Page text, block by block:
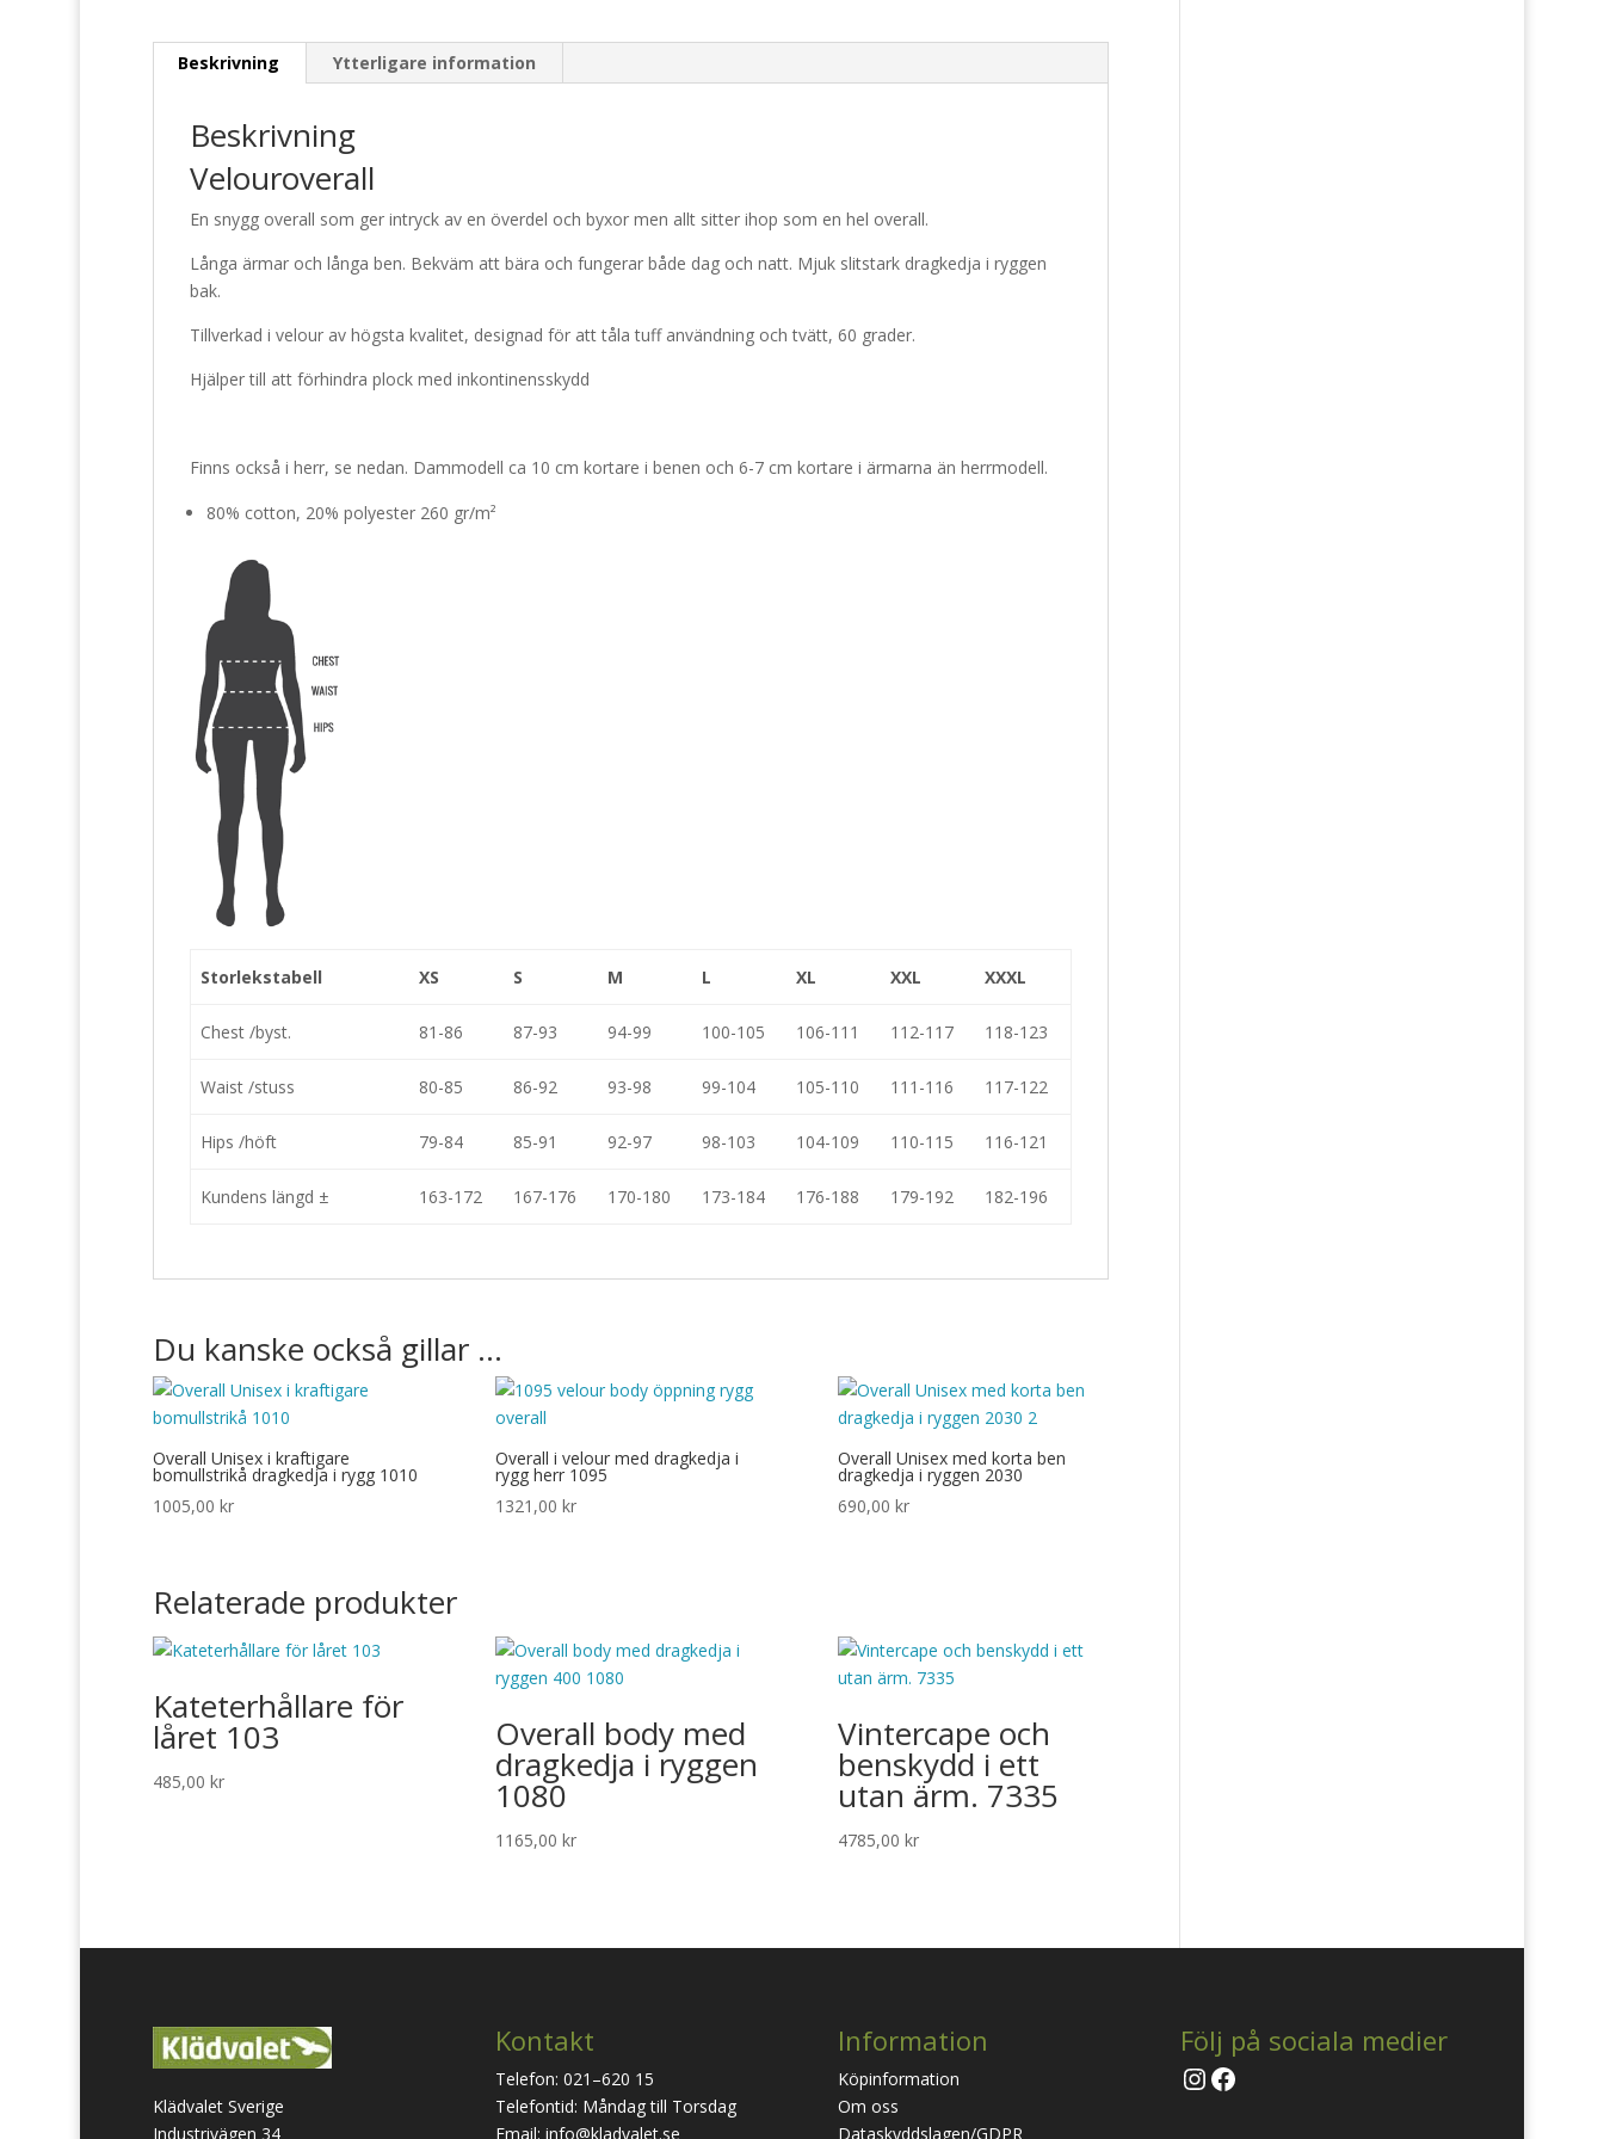
Beskrivning Ytterligare information
Beskrivning
Velouroverall
En snygg overall som ger intryck av en överdel och byxor men allt sitter ihop som en hel overall.
Långa ärmar och långa ben. Bekväm att bära och fungerar både dag och natt. Mjuk slitstark dragkedja i ryggen
bak.
Tillverkad i velour av högsta kvalitet, designad för att tåla tuff användning och tvätt, 60 grader.
Hjälper till att förhindra plock med inkontinensskydd
Finns också i herr, se nedan. Dammodell ca 10 cm kortare i benen och 6-7 cm kortare i ärmarna än herrmodell.
80% cotton, 20% polyester 260 gr/m²
Storlekstabell XS S M L XL XXL XXXL
Chest /byst. 81-86 87-93 94-99 100-105 106-111 112-117 118-123
Waist /stuss 80-85 86-92 93-98 99-104 105-110 111-116 117-122
Hips /höft 79-84 85-91 92-97 98-103 104-109 110-115 116-121
Kundens längd ± 163-172 167-176 170-180 173-184 176-188 179-192 182-196
Du kanske också gillar …
Overall Unisex i kraftigare
bomullstrikå dragkedja i rygg 1010
1005,00 kr
Overall i velour med dragkedja i
rygg herr 1095
1321,00 kr
Overall Unisex med korta ben
dragkedja i ryggen 2030
690,00 kr
Relaterade produkter
Kateterhållare för
låret 103
485,00 kr
Overall body med
dragkedja i ryggen
1080
1165,00 kr
Vintercape och
benskydd i ett
utan ärm. 7335
4785,00 kr
Klädvalet Sverige
Industrivägen 34
Kontakt
Telefon: 021–620 15
Telefontid: Måndag till Torsdag
Email: info@kladvalet.se
Information
Köpinformation
Om oss
Dataskyddslagen/GDPR
Följ på sociala medier
Instagram
Facebook